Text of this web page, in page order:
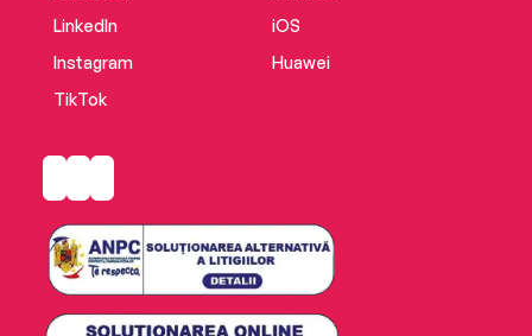
LinkedIn
Instagram
TikTok
iOS
Huawei